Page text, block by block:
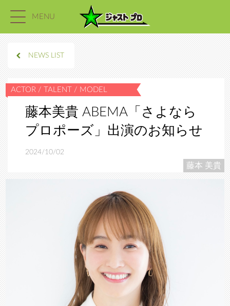
MENU
NEWS LIST
藤本美貴 ABEMA「さよなら
プロポーズ」出演のお知らせ
2024/10/02
藤本 美貴